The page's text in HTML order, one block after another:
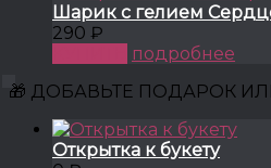
Шарик с гелием
290 ₽
подробнее
🎁 ДОБАВЬТЕ ПОДАРОК
Открытка к букету